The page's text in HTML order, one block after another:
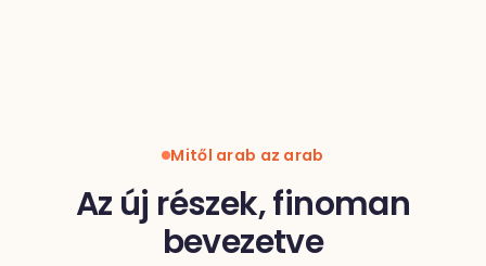
Mitől arab az arab
Az új részek, finoman
bevezetve